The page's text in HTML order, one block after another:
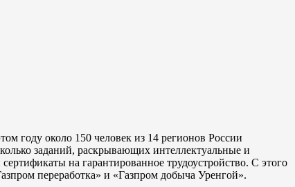
году около 150 человек из 14 регионов России
заданий, раскрывающих интеллектуальные и
на гарантированное трудоустройство. С этого
переработка» и «Газпром добыча Уренгой».